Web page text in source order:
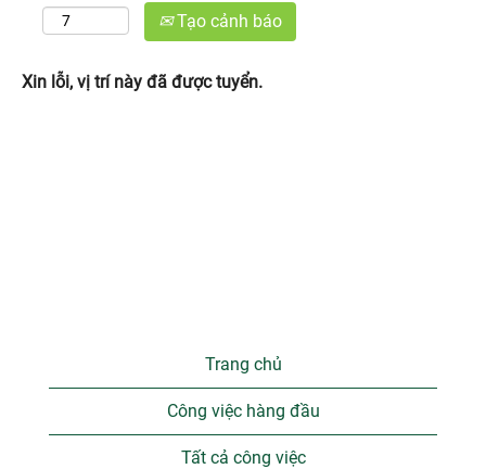
Tạo cảnh báo
Xin lỗi, vị trí này đã được tuyển.
Trang chủ
Công việc hàng đầu
Tất cả công việc